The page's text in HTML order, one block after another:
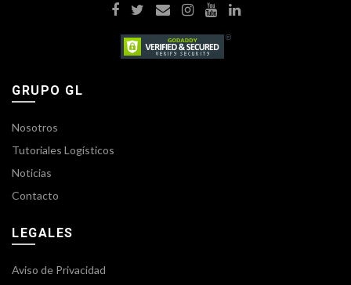
GRUPO GL
Nosotros
Tutoriales Logísticos
Noticias
Contacto
LEGALES
Aviso de Privacidad